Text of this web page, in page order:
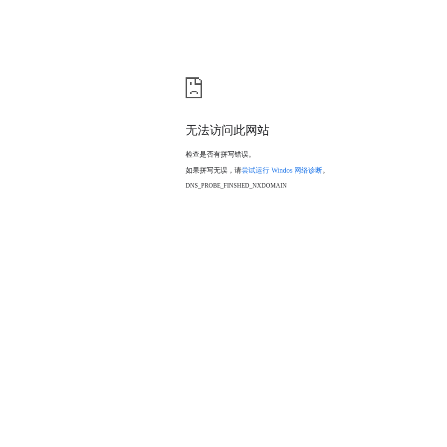
无法访问此网站
检查是否有拼写错误。
如果拼写无误，请尝试运行 Windos 网络诊断。
DNS_PROBE_FINSHED_NXDOMAIN